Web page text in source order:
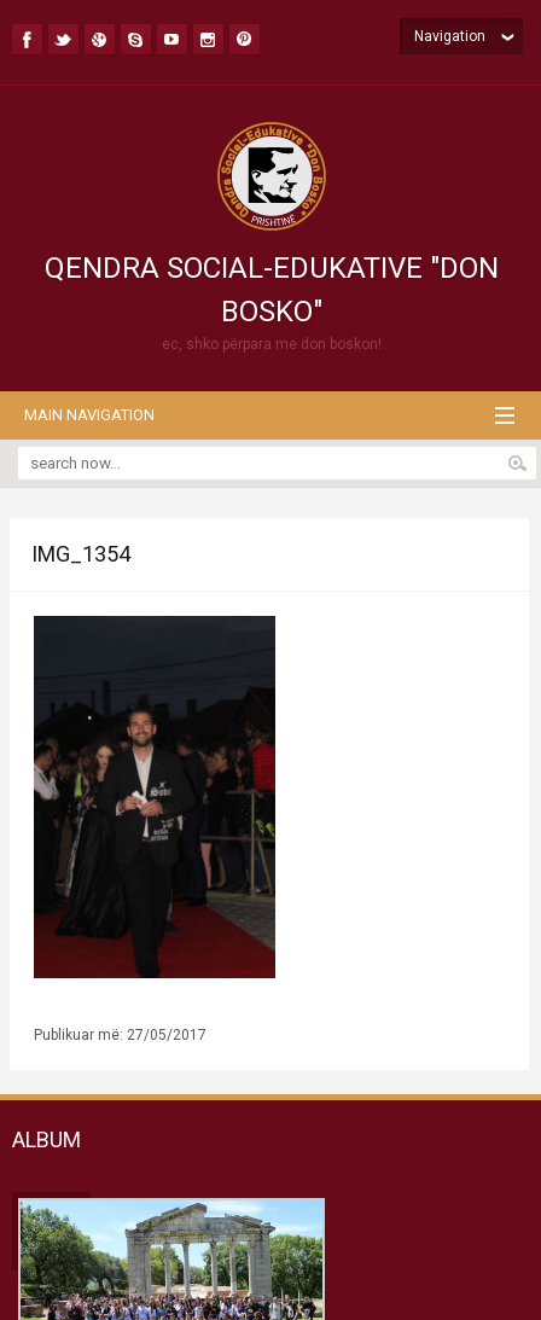
QENDRA SOCIAL-EDUKATIVE "DON
BOSKO"
ec, shko përpara me don boskon!
Navigation
MAIN NAVIGATION
IMG_1354
Publikuar më: 27/05/2017
ALBUM